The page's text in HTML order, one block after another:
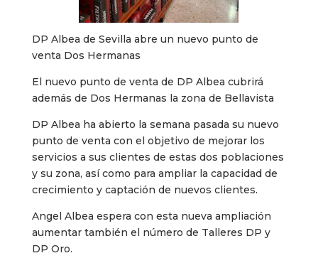
DP Albea de Sevilla abre un nuevo punto de
venta Dos Hermanas
El nuevo punto de venta de DP Albea cubrirá
además de Dos Hermanas la zona de Bellavista
DP Albea ha abierto la semana pasada su nuevo
punto de venta con el objetivo de mejorar los
servicios a sus clientes de estas dos poblaciones
y su zona, así como para ampliar la capacidad de
crecimiento y captación de nuevos clientes.
Angel Albea espera con esta nueva ampliación
aumentar también el número de Talleres DP y
DP Oro.